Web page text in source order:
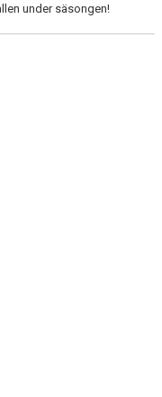
under säsongen!